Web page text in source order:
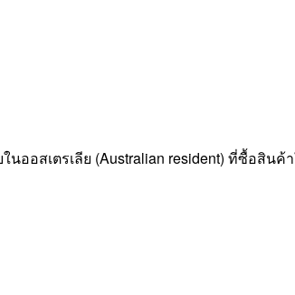
ออสเตรเลีย (Australian resident) ที่ซื้อสินค้